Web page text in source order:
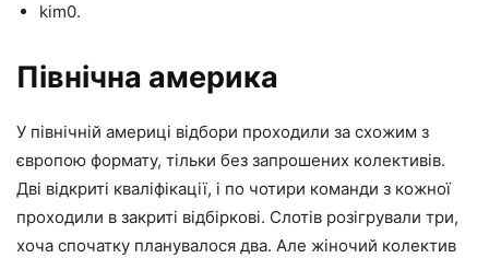
kim0.
Північна америка
У північній америці відбори проходили за схожим з
європою формату, тільки без запрошених колективів.
Дві відкриті кваліфікації, і по чотири команди з кожної
проходили в закриті відбіркові. Слотів розігрували три,
хоча спочатку планувалося два. Але жіночий колектив